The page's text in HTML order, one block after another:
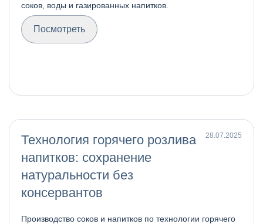
соков, воды и газированных напитков.
Посмотреть
Технология горячего розлива
напитков: сохранение
натуральности без
консервантов
28.07.2025
Производство соков и напитков по технологии горячего